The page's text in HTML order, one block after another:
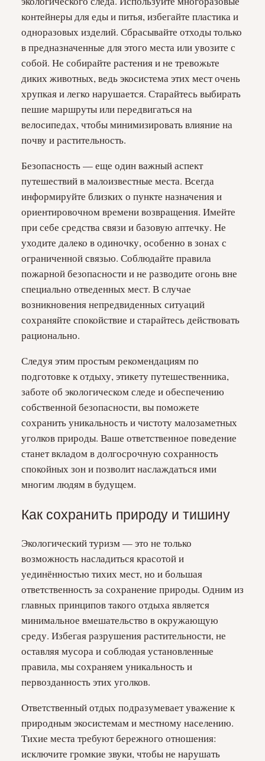
контейнеры для еды и питья, избегайте пластика и
одноразовых изделий. Сбрасывайте отходы только
в предназначенные для этого места или увозите с
собой. Не собирайте растения и не тревожьте
диких животных, ведь экосистема этих мест очень
хрупкая и легко нарушается. Старайтесь выбирать
пешие маршруты или передвигаться на
велосипедах, чтобы минимизировать влияние на
почву и растительность.
Безопасность — еще один важный аспект
путешествий в малоизвестные места. Всегда
информируйте близких о пункте назначения и
ориентировочном времени возвращения. Имейте
при себе средства связи и базовую аптечку. Не
уходите далеко в одиночку, особенно в зонах с
ограниченной связью. Соблюдайте правила
пожарной безопасности и не разводите огонь вне
специально отведенных мест. В случае
возникновения непредвиденных ситуаций
сохраняйте спокойствие и старайтесь действовать
рационально.
Следуя этим простым рекомендациям по
подготовке к отдыху, этикету путешественника,
заботе об экологическом следе и обеспечению
собственной безопасности, вы поможете
сохранить уникальность и чистоту малозаметных
уголков природы. Ваше ответственное поведение
станет вкладом в долгосрочную сохранность
спокойных зон и позволит наслаждаться ими
многим людям в будущем.
Как сохранить природу и тишину
Экологический туризм — это не только
возможность насладиться красотой и
уединённостью тихих мест, но и большая
ответственность за сохранение природы. Одним из
главных принципов такого отдыха является
минимальное вмешательство в окружающую
среду. Избегая разрушения растительности, не
оставляя мусора и соблюдая установленные
правила, мы сохраняем уникальность и
первозданность этих уголков.
Ответственный отдых подразумевает уважение к
природным экосистемам и местному населению.
Тихие места требуют бережного отношения:
исключите громкие звуки, чтобы не нарушать